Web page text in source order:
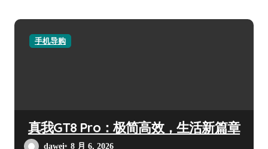
手机导购
真我GT8 Pro：极简高效，生活新篇章
dawei 8 月 6, 2026